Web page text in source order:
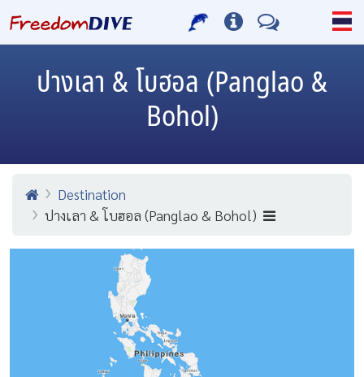
ปางเลา & โบฮอล (Panglao &
Bohol)
Destination
ปางเลา & โบฮอล (Panglao & Bohol)